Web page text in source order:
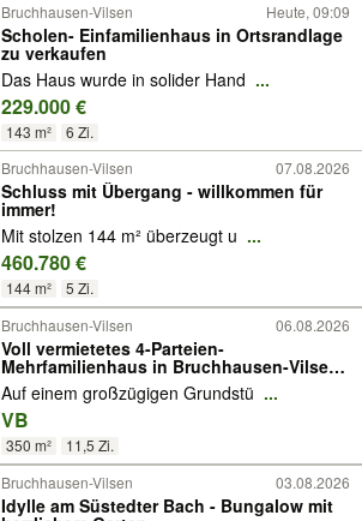
Bruchhausen-Vilsen Heute, 09:09
Scholen- Einfamilienhaus in Ortsrandlage
zu verkaufen
Das Haus wurde in solider Hand ...
229.000 €
143 m² 6 Zi.
Bruchhausen-Vilsen 07.08.2026
Schluss mit Übergang - willkommen für
immer!
Mit stolzen 144 m² überzeugt u ...
460.780 €
144 m² 5 Zi.
Bruchhausen-Vilsen 06.08.2026
Voll vermietetes 4-Parteien-
Mehrfamilienhaus in Bruchhausen-Vilsen
mit zusätzlicher Ausbaureserve
Auf einem großzügigen Grundstü ...
VB
350 m² 11,5 Zi.
Bruchhausen-Vilsen 03.08.2026
Idylle am Süstedter Bach - Bungalow mit